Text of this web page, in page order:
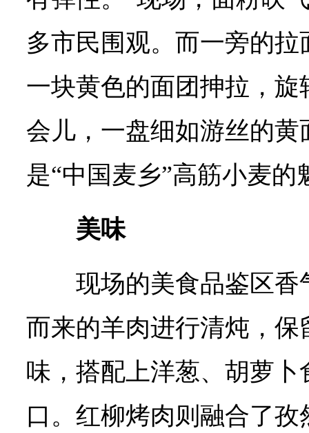
多市民围观。而一旁的
一块黄色的面团抻拉，
会儿，一盘细如游丝的
是“中国麦乡”高筋小麦的
美味
现场的美食品鉴区
而来的羊肉进行清炖，
味，搭配上洋葱、胡萝
口。红柳烤肉则融合了